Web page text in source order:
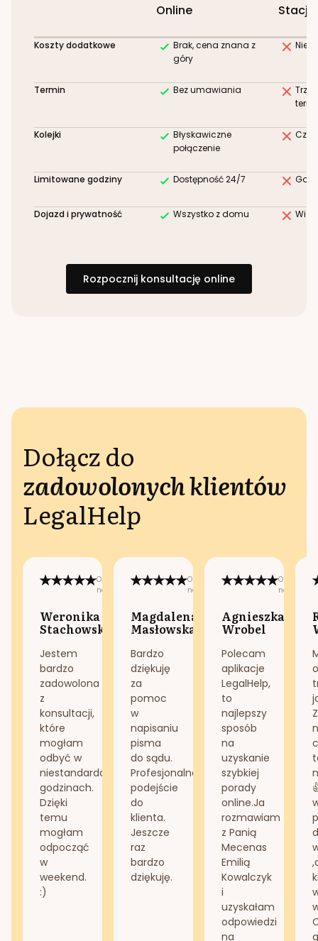
Online
Koszty dodatkowe
Brak, cena znana z
góry
Termin Bez umawiania
Kolejki
Błyskawiczne
połączenie
Limitowane godziny Dostępność 24/7
Dojazd i prywatność Wszystko z domu
Rozpocznij konsultację online
Dołącz do
zadowolonych klientów
LegalHelp
Opublikowano
na:
Weronika
Stachowska
Jestem
bardzo
zadowolona
z
konsultacji,
które
mogłam
odbyć w
niestandardowych
godzinach.
Dzięki
temu
mogłam
odpocząć
w
weekend.
:)
Opublikowano
na:
Magdalena
Masłowska
Bardzo
dziękuję
za
pomoc
w
napisaniu
pisma
do sądu.
Profesjonalne
podejście
do
klienta.
Jeszcze
raz
bardzo
dziękuję.
na:
Agnieszka
Wrobel
Polecam
aplikacje
LegalHelp,
to
najlepszy
sposób
na
uzyskanie
szybkiej
porady
online.Ja
rozmawiam
z Panią
Mecenas
Emilią
Kowalczyk
i
uzyskałam
odpowiedzi
na